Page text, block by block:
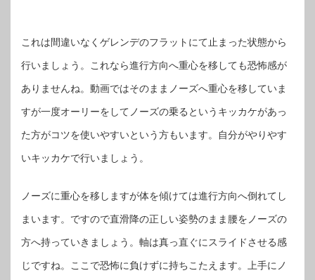
これは間違いなくゲレンデのフラットにて止まった状態から
行いましょう。これなら進行方向へ重心を移しても恐怖感が
ありませんね。動画ではそのままノーズへ重心を移していま
すが一度オーリーをしてノーズの乗るというキッカケがあっ
た方がコツを使いやすいという方もいます。自分がやりやす
いキッカケで行いましょう。
ノーズに重心を移しますが体を傾けては進行方向へ倒れてし
まいます。ですので直滑降の正しい姿勢のまま腰をノーズの
方へ持っていきましょう。軸は真っ直ぐにスライドさせる感
じですね。ここで恐怖に負けずに持ちこたえます。上手にノ